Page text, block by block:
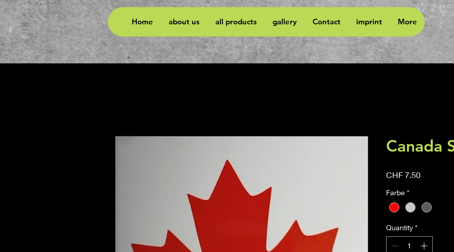
Home about us all products gallery Contact imprint More
Canada
CHF 7.50Price
Farbe *
Quantity *